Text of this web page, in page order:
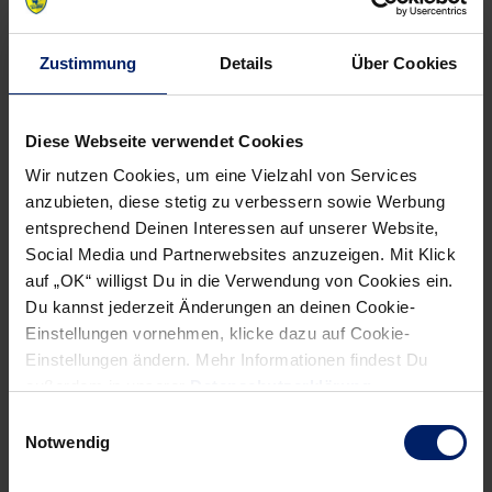
Zustimmung Details Über Cookies
Diese Webseite verwendet Cookies
Wir nutzen Cookies, um eine Vielzahl von Services
anzubieten, diese stetig zu verbessern sowie Werbung
entsprechend Deinen Interessen auf unserer Website,
Social Media und Partnerwebsites anzuzeigen. Mit Klick
auf „OK“ willigst Du in die Verwendung von Cookies ein.
Du kannst jederzeit Änderungen an deinen Cookie-
Einstellungen vornehmen, klicke dazu auf Cookie-
Einstellungen ändern. Mehr Informationen findest Du
Notwendig
Von Joachim Klähn
NEWSLETTER